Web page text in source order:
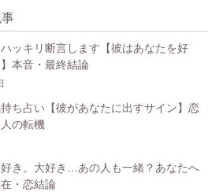
ッキリ断言します【彼はあなたを好
本音・最終結論
ち占い【彼があなたに出すサイン】恋
の転機
き。大好き…あの人も一緒？あなたへ
・恋結論